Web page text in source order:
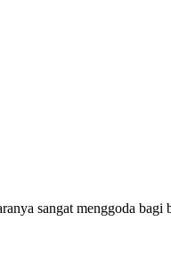
sangat menggoda